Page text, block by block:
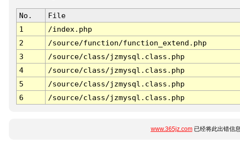
No. File
1
/index.php
2
/source/function/function_extend.php
3
/source/class/jzmysql.class.php
4
/source/class/jzmysql.class.php
5
/source/class/jzmysql.class.php
6
/source/class/jzmysql.class.php
www.365jz.com已经将此出错信